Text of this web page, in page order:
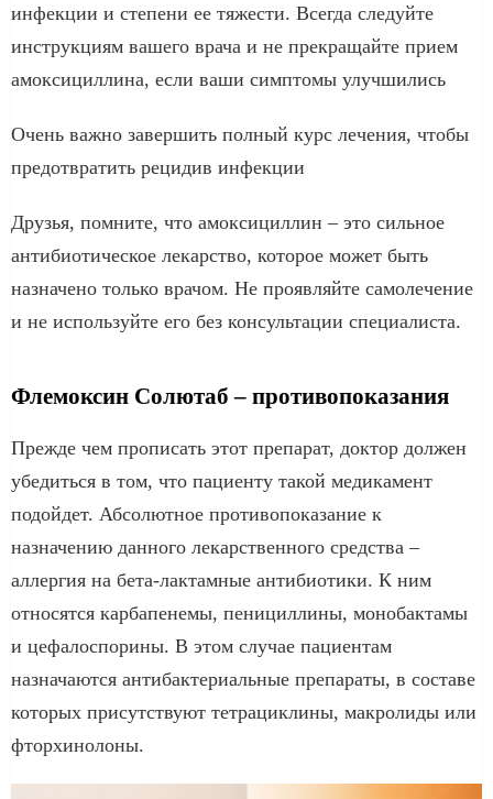
инфекции и степени ее тяжести. Всегда следуйте
инструкциям вашего врача и не прекращайте прием
амоксициллина, если ваши симптомы улучшились
Очень важно завершить полный курс лечения, чтобы
предотвратить рецидив инфекции
Друзья, помните, что амоксициллин – это сильное
антибиотическое лекарство, которое может быть
назначено только врачом. Не проявляйте самолечение
и не используйте его без консультации специалиста.
Флемоксин Солютаб – противопоказания
Прежде чем прописать этот препарат, доктор должен
убедиться в том, что пациенту такой медикамент
подойдет. Абсолютное противопоказание к
назначению данного лекарственного средства –
аллергия на бета-лактамные антибиотики. К ним
относятся карбапенемы, пенициллины, монобактамы
и цефалоспорины. В этом случае пациентам
назначаются антибактериальные препараты, в составе
которых присутствуют тетрациклины, макролиды или
фторхинолоны.